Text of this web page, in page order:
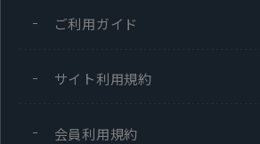
ご利用ガイド
サイト利用規約
会員利用規約